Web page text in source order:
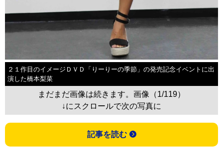
２１作目のイメージＤＶＤ「りーりーの季節」の発売記念イベントに出
演した橋本梨菜
まだまだ画像は続きます。画像（1/119）
↓にスクロールで次の写真に
記事を読む